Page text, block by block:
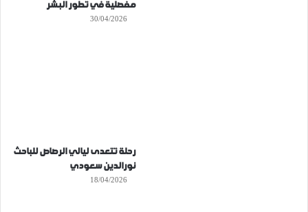
مفصلية في تطور البشر
30/04/2026
رحلة تتعدى ليالي الرصاص للباحث
نورالدين سعودي
18/04/2026